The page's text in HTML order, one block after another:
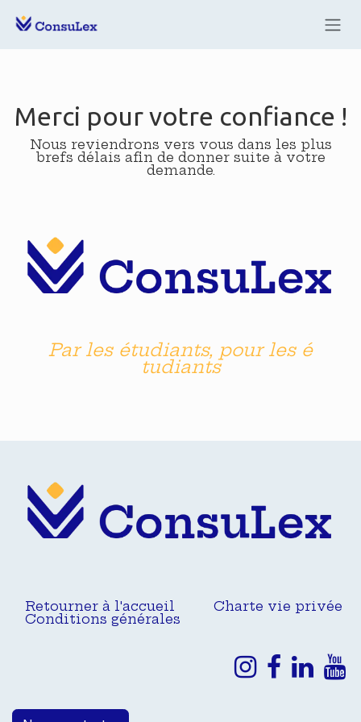
Merci pour votre confiance !
Nous reviendrons vers vous dans les plus
brefs délais afin de donner suite à votre
demande.
Par les étudiants, pour les é​
tudiants
Retourner à l'accueil
Charte vie privée
Conditions générales